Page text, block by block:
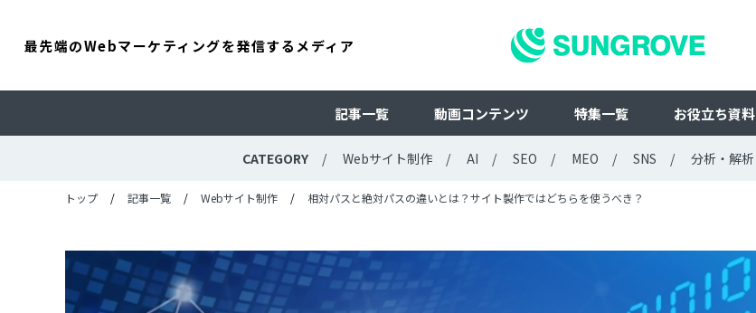
最先端のWebマーケティングを発信するメディア
記事一覧 動画コンテンツ 特集一覧 お役立ち資料
CATEGORY Webサイト制作 AI SEO MEO SNS 分析・解析
トップ 記事一覧 Webサイト制作 相対パスと絶対パスの違いとは？サイト製作ではどちらを使うべき？